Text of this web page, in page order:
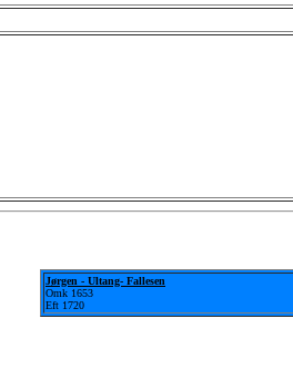
Jørgen - Ultang- Fallesen
Omk 1653
Eft 1720